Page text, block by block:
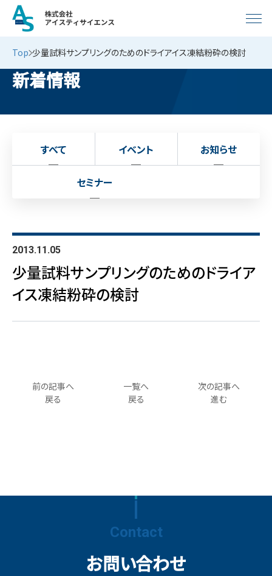
Top 少量試料サンプリングのためのドライアイス凍結粉砕の検討
新着情報
すべて イベント お知らせ
セミナー
2013.11.05
少量試料サンプリングのためのドライア
イス凍結粉砕の検討
一覧へ
戻る
前の記事へ
戻る
次の記事へ
進む
Contact
お問い合わせ